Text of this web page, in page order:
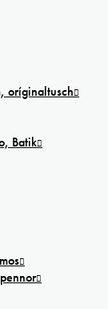
oríginaltusch
Batik